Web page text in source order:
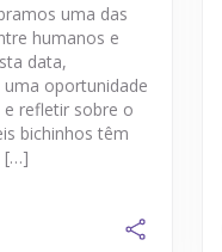
uma das
humanos e
data,
oportunidade
refletir sobre o
bichinhos têm
[…]